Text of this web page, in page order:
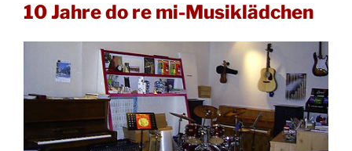
10 Jahre do re mi-Musiklädchen